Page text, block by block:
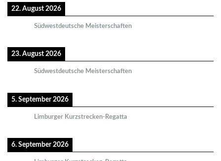
22. August 2026
Südwestdeutsche Meisterschaften
23. August 2026
Südwestdeutsche Meisterschaften
5. September 2026
Limburger Kurzstrecken-Regatta
6. September 2026